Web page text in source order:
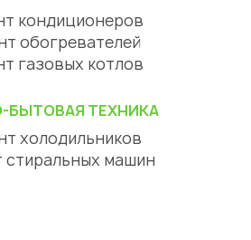
кондиционеров
обогревателей
газовых котлов
БЫТОВАЯ ТЕХНИКА
холодильников
стиральных машин